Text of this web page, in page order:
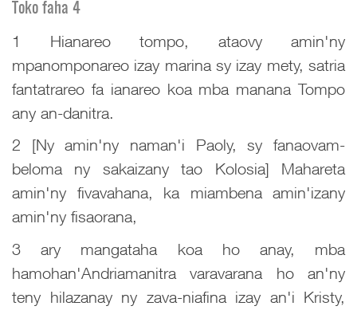
Toko faha 4
1 Hianareo tompo, ataovy amin'ny
mpanomponareo izay marina sy izay mety, satria
fantatrareo fa ianareo koa mba manana Tompo
any an-danitra.
2 [Ny amin'ny naman'i Paoly, sy fanaovam-
beloma ny sakaizany tao Kolosia] Mahareta
amin'ny fivavahana, ka miambena amin'izany
amin'ny fisaorana,
3 ary mangataha koa ho anay, mba
hamohan'Andriamanitra varavarana ho an'ny
teny hilazanay ny zava-niafina izay an'i Kristy,